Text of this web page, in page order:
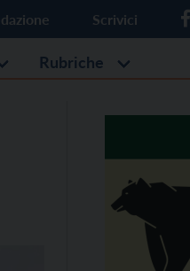
Scrivici
Rubriche